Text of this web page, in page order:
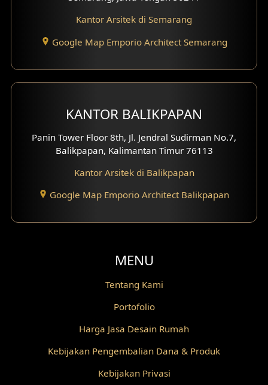
Desain Pantry
Fasad Rumah Villa Bali
Desain Split Level
Desain Wallpanel
Desain Wallpaper
Desain Grill Kayu
Desain Railing
Desain Pilar
Kantor Arsitek di Semarang
Google Map Emporio Architect Semarang
KANTOR BALIKPAPAN
Panin Tower Floor 8th, Jl. Jendral Sudirman No.7,
Balikpapan, Kalimantan Timur 76113
Kantor Arsitek di Balikpapan
Google Map Emporio Architect Balikpapan
MENU
Tentang Kami
Portofolio
Harga Jasa Desain Rumah
Kebijakan Pengembalian Dana & Produk
Kebijakan Privasi